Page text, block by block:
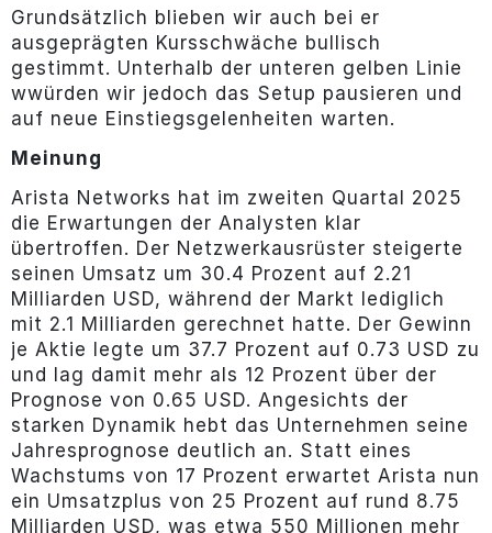
Grundsätzlich blieben wir auch bei er
ausgeprägten Kursschwäche bullisch
gestimmt. Unterhalb der unteren gelben Linie
wwürden wir jedoch das Setup pausieren und
auf neue Einstiegsgelenheiten warten.
Meinung
Arista Networks hat im zweiten Quartal 2025
die Erwartungen der Analysten klar
übertroffen. Der Netzwerkausrüster steigerte
seinen Umsatz um 30.4 Prozent auf 2.21
Milliarden USD, während der Markt lediglich
mit 2.1 Milliarden gerechnet hatte. Der Gewinn
je Aktie legte um 37.7 Prozent auf 0.73 USD zu
und lag damit mehr als 12 Prozent über der
Prognose von 0.65 USD. Angesichts der
starken Dynamik hebt das Unternehmen seine
Jahresprognose deutlich an. Statt eines
Wachstums von 17 Prozent erwartet Arista nun
ein Umsatzplus von 25 Prozent auf rund 8.75
Milliarden USD, was etwa 550 Millionen mehr